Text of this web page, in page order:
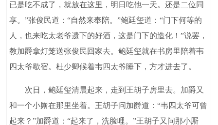
已是吃不成了，就放在这里，明日吃他一天。还是二位同
享。”张俊民道：“自然来奉陪。”鲍廷玺道：“门下何等的
人，也来吃太老爷遗下的好酒，这是门下的造化！”说罢，
教加爵拿灯笼送张俊民回家去。鲍廷玺就在书房里陪着韦
四太爷歇宿。杜少卿候着韦四太爷睡下，方才进去了。
次日，鲍廷玺清晨起来，走到王胡子房里去。加爵又
和一个小厮在那里坐着。王胡子问加爵道：“韦四太爷可曾
起来？”加爵道：“起来了，洗脸哩。”王胡子又问那小厮